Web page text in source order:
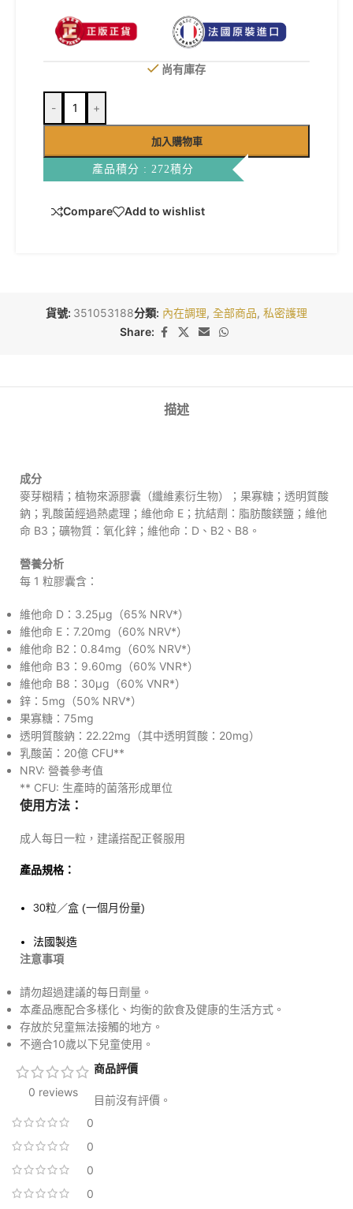
尚有庫存
- +
加入購物車
產品積分 : 272積分
Compare Add to wishlist
貨號: 351053188分類: 內在調理, 全部商品, 私密護理
Share:
描述
成分
麥芽糊精；植物來源膠囊（纖維素衍生物）；果寡糖；透明質酸
鈉；乳酸菌經過熱處理；維他命 E；抗結劑：脂肪酸鎂鹽；維他
命 B3；礦物質：氧化鋅；維他命：D、B2、B8。
營養分析
每 1 粒膠囊含：
維他命 D：3.25µg（65% NRV*）
維他命 E：7.20mg（60% NRV*）
維他命 B2：0.84mg（60% NRV*）
維他命 B3：9.60mg（60% VNR*）
維他命 B8：30µg（60% VNR*）
鋅：5mg（50% NRV*）
果寡糖：75mg
透明質酸鈉：22.22mg（其中透明質酸：20mg）
乳酸菌：20億 CFU**
NRV: 營養參考值
** CFU: 生產時的菌落形成單位
使用方法：
成人每日一粒，建議搭配正餐服用
產品規格：
30粒／盒 (一個月份量)
法國製造
注意事項
請勿超過建議的每日劑量。
本產品應配合多樣化、均衡的飲食及健康的生活方式。
存放於兒童無法接觸的地方。
不適合10歲以下兒童使用。
0 reviews
0
0
0
0
商品評價
目前沒有評價。